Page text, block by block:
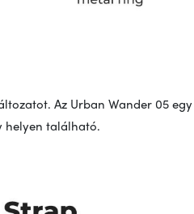
Az Urban Wander 05 egy
helyen található.